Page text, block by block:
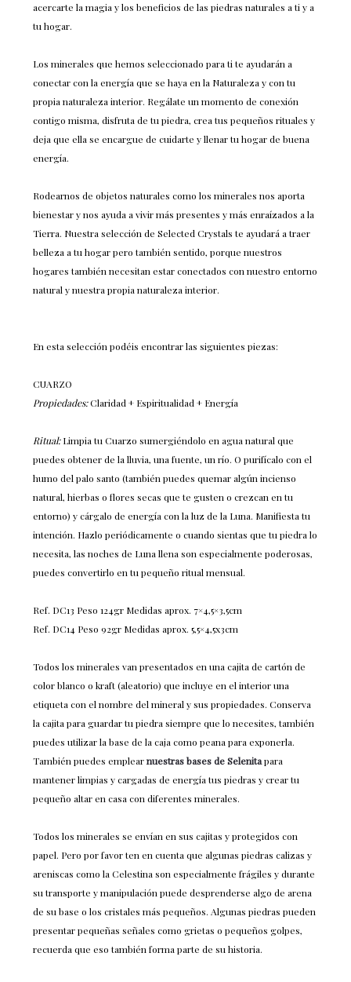
acercarte la magia y los beneficios de las piedras naturales a ti y a
tu hogar.
Los minerales que hemos seleccionado para ti te ayudarán a
conectar con la energía que se haya en la Naturaleza y con tu
propia naturaleza interior. Regálate un momento de conexión
contigo misma, disfruta de tu piedra, crea tus pequeños rituales y
deja que ella se encargue de cuidarte y llenar tu hogar de buena
energía.
Rodearnos de objetos naturales como los minerales nos aporta
bienestar y nos ayuda a vivir más presentes y más enraízados a la
Tierra. Nuestra selección de Selected Crystals te ayudará a traer
belleza a tu hogar pero también sentido, porque nuestros
hogares también necesitan estar conectados con nuestro entorno
natural y nuestra propia naturaleza interior.
En esta selección podéis encontrar las siguientes piezas:
CUARZO
Propiedades:Claridad + Espiritualidad + Energía
Ritual:Limpia tu Cuarzo sumergiéndolo en agua natural que
puedes obtener de la lluvia, una fuente, un río. O purifícalo con el
humo del palo santo (también puedes quemar algún incienso
natural, hierbas o flores secas que te gusten o crezcan en tu
entorno) y cárgalo de energía con la luz de la Luna. Manifiesta tu
intención. Hazlo periódicamente o cuando sientas que tu piedra lo
necesita, las noches de Luna llena son especialmente poderosas,
puedes convertirlo en tu pequeño ritual mensual.
Ref. DC13 Peso 124gr Medidas aprox. 7×4,5×3,5cm
Ref. DC14 Peso 92gr Medidas aprox. 5,5×4,5x3cm
Todos los minerales van presentados en una cajita de cartón de
color blanco o kraft (aleatorio) que incluye en el interior una
etiqueta con el nombre del mineral y sus propiedades. Conserva
la cajita para guardar tu piedra siempre que lo necesites, también
puedes utilizar la base de la caja como peana para exponerla.
También puedes emplearnuestras bases de Selenitapara
mantener limpias y cargadas de energía tus piedras y crear tu
pequeño altar en casa con diferentes minerales.
Todos los minerales se envían en sus cajitas y protegidos con
papel. Pero por favor ten en cuenta que algunas piedras calizas y
areniscas como la Celestina son especialmente frágiles y durante
su transporte y manipulación puede desprenderse algo de arena
de su base o los cristales más pequeños. Algunas piedras pueden
presentar pequeñas señales como grietas o pequeños golpes,
recuerda que eso también forma parte de su historia.